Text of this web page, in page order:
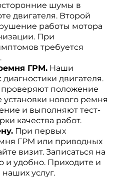
шумы в
двигателя. Второй
работы мотора
При
требуется
ГРМ.Наши
двигателя.
проверяют положение
установки нового ремня
и выполняют тест-
качества работ.
При первых
ГРМ или приводных
визит. Записаться на
и удобно. Приходите и
наших услуг.